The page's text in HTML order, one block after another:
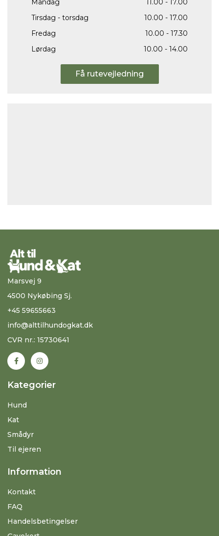
Mandag
11.00 - 17.00
Tirsdag - torsdag
10.00 - 17.00
Fredag
10.00 - 17.30
Lørdag
10.00 - 14.00
Få rutevejledning
Marsvej 9
4500 Nykøbing Sj.
+45 59655663
info@alttilhundogkat.dk
CVR nr.: 15730641
Kategorier
Hund
Kat
Smådyr
Til ejeren
Information
Kontakt
FAQ
Handelsbetingelser